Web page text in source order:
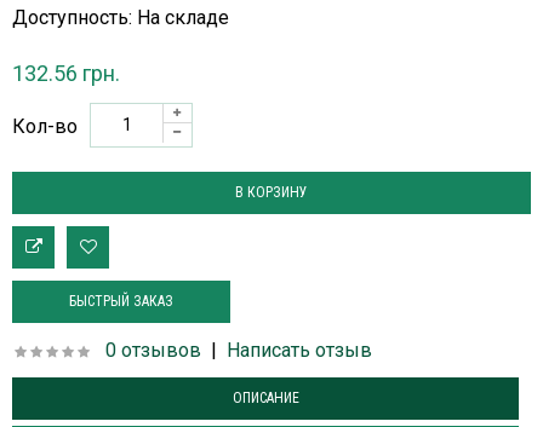
Доступность: На складе
132.56 грн.
Кол-во
БЫСТРЫЙ ЗАКАЗ
0 отзывов | Написать отзыв
ОПИСАНИЕ